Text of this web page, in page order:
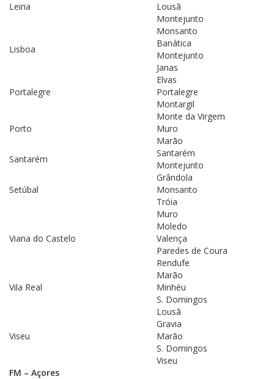
Leiria
Lousã
Montejunto
Lisboa
Monsanto
Banática
Montejunto
Janas
Portalegre
Elvas
Portalegre
Montargil
Porto
Monte da Virgem
Muro
Marão
Santarém
Santarém
Montejunto
Setúbal
Grândola
Monsanto
Tróia
Viana do Castelo
Muro
Moledo
Valença
Paredes de Coura
Rendufe
Vila Real
Marão
Minhéu
S. Domingos
Viseu
Lousã
Gravia
Marão
S. Domingos
Viseu
FM – Açores